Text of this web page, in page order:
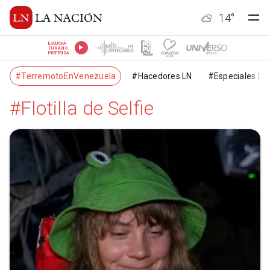
14°
ESCUCHÁ
TU RADIO
PREFERIDA
#TerremotoEnVenezuela #Hacedores LN #Especiales LN
#Flotilla de Selfie